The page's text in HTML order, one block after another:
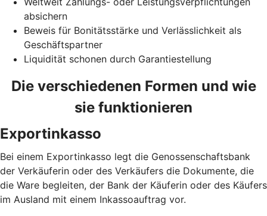
absichern
Beweis für Bonitätsstärke und Verlässlichkeit als
Geschäftspartner
Liquidität schonen durch Garantiestellung
Die verschiedenen Formen und wie
sie funktionieren
Exportinkasso
Bei einem Exportinkasso legt die Genossenschaftsbank
der Verkäuferin oder des Verkäufers die Dokumente, die
die Ware begleiten, der Bank der Käuferin oder des Käufers
im Ausland mit einem Inkassoauftrag vor.